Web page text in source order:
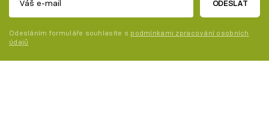
ODESLAT
Odesláním formuláře souhlasíte s podmínkami zpracování osobních
údajů